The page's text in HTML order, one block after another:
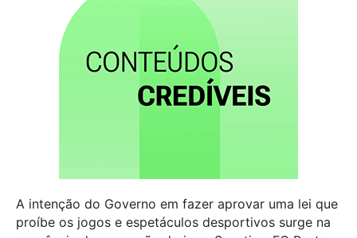
A intenção do Governo em fazer aprovar uma lei que
proíbe os jogos e espetáculos desportivos surge na